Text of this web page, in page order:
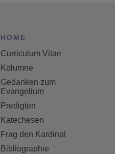
HOME
Curriculum Vitae
Kolumne
Gedanken zum
Evangelium
Predigten
Katechesen
Frag den Kardinal
Bibliographie